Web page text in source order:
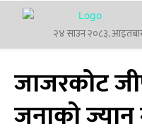
२४ साउन २०८३,
जाजरकोट
जनाको